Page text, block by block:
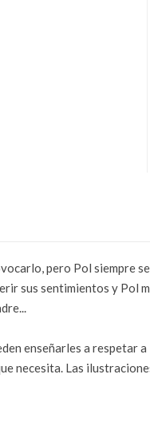
pero Pol siempre
sus sentimientos y Pol
enseñarles a respetar
necesita. Las